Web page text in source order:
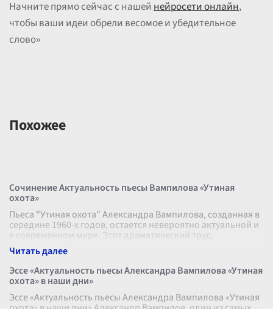
Начните прямо сейчас с нашейнейросети онлайн,
чтобы ваши идеи обрели весомое и убедительное
слово»
Похожее
Сочинение Актуальность пьесы Вампилова «Утиная
охота»
Пьеса "Утиная охота" Александра Вампилова, созданная в
середине 1960-х годов, остается невероятно актуальной и
в современном мире. Этот драматический труд,
погружающий зрителя в гл
Эссе «Актуальность пьесы Александра Вампилова «Утиная
охота» в наши дни»
Эссе «Актуальность пьесы Александра Вампилова «Утиная